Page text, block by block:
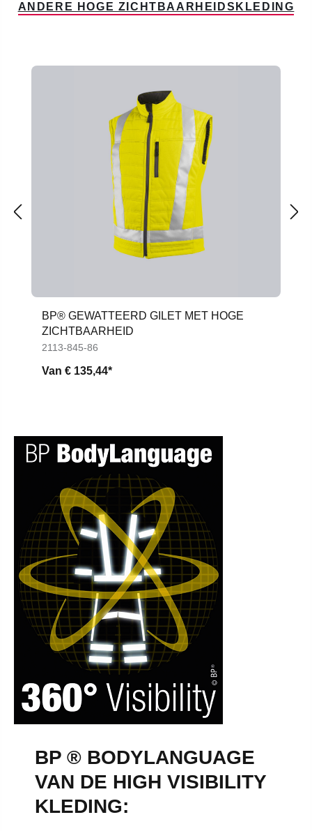
ANDERE HOGE ZICHTBAARHEIDSKLEDING
BP® GEWATTEERD GILET MET HOGE
ZICHTBAARHEID
2113-845-86
Van € 135,44*
BP ® BODYLANGUAGE
VAN DE HIGH VISIBILITY
KLEDING: